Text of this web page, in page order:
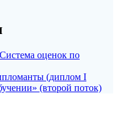
Система оценок по
(диплом I
(второй поток)